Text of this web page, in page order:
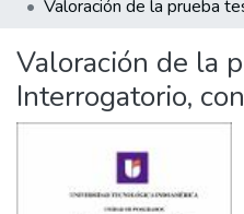
Statistics
Estadísticas Externas
Valoración de la
Interrogatorio,